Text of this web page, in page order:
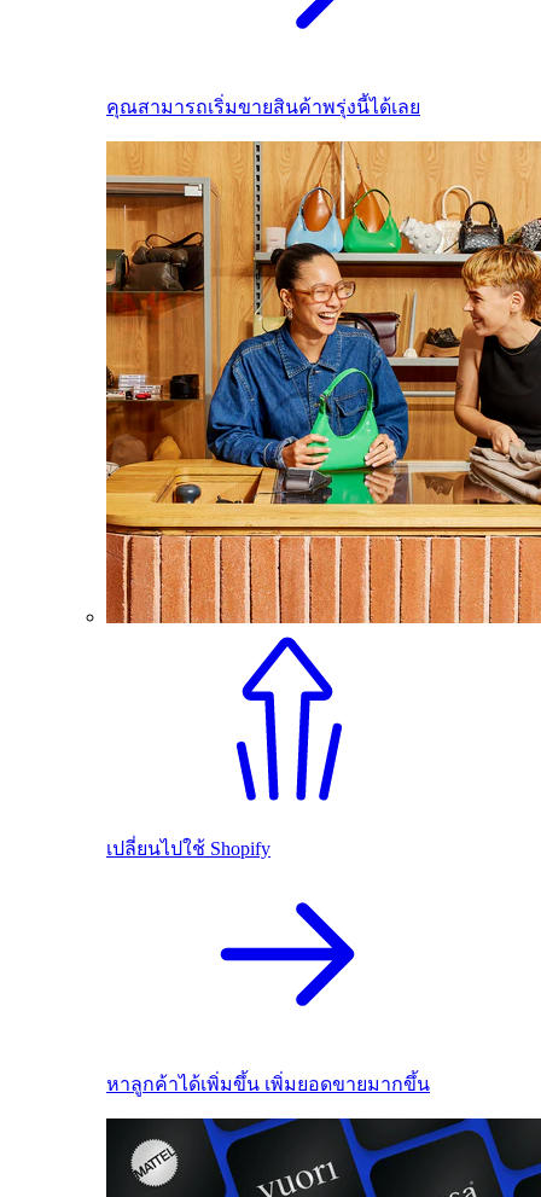
คุณสามารถเริ่มขายสินค้าพรุ่งนี้ได้เลย
เปลี่ยนไปใช้ Shopify
หาลูกค้าได้เพิ่มขึ้น เพิ่มยอดขายมากขึ้น